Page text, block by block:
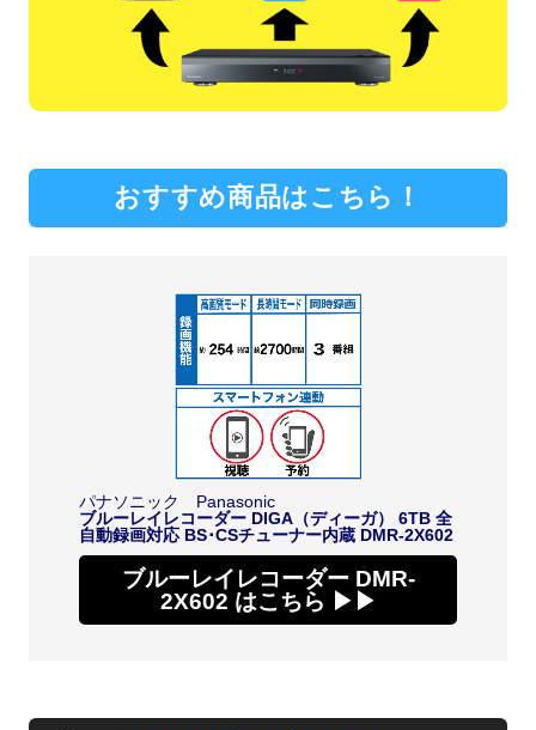
おすすめ商品はこちら！
パナソニック Panasonic
ブルーレイレコーダー DIGA（ディーガ） 6TB 全
自動録画対応 BS･CSチューナー内蔵 DMR-2X602
ブルーレイレコーダー DMR-
2X602 はこちら ▶▶